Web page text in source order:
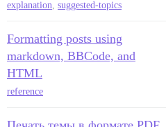
explanation, suggested-topics
Formatting posts using
markdown, BBCode, and
HTML
reference